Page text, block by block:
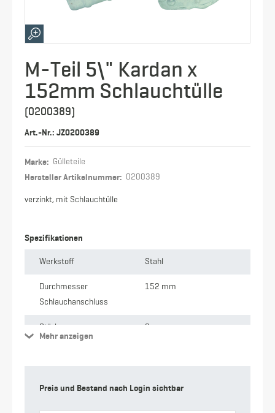
M-Teil 5\" Kardan x
152mm Schlauchtülle
(0200389)
Art.-Nr.: JZ0200389
Marke: Gülleteile
Hersteller Artikelnummer: 0200389
verzinkt, mit Schlauchtülle
Spezifikationen
Werkstoff Stahl
Durchmesser
Schlauchanschluss
152 mm
Stärke 2 mm
Gewicht 8.37 kg
Mehr anzeigen
Preis und Bestand nach Login sichtbar